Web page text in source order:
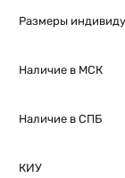
Размеры
Наличие в МСК
Наличие в СПБ
КИУ